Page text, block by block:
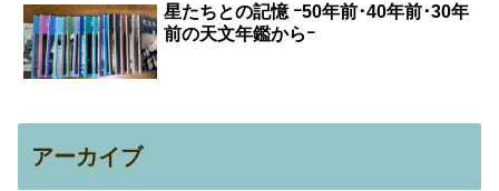
星たちとの記憶 ｰ50年前･40年前･30年
前の天文年鑑からｰ
アーカイブ